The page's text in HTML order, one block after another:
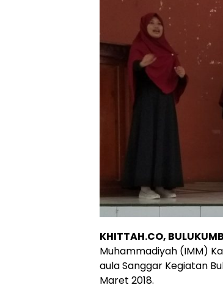
KHITTAH.CO,
Muhammadiyah (IMM)
aula Sanggar Kegiatan
Maret 2018.